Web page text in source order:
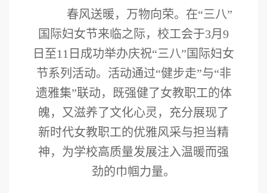
春风送暖，万物向荣。在“三八”
国际妇女节来临之际， 校工会于3月9
日至11日成功举办庆祝“三八”国际妇女
节系列活动。活动通过“健步走”与“非
遗雅集”联动，既强健了女教职工的体
魄，又滋养了文化心灵，充分展现了
新时代女教职工的优雅风采与担当精
神，为学校高质量发展注入温暖而强
劲的巾帼力量。